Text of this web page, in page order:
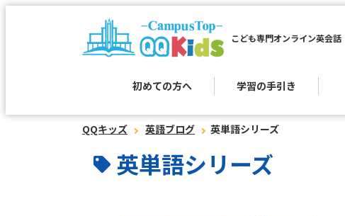
こども専門オンライン英会話
初めての方へ 学習の手引き
QQキッズ 英語ブログ 英単語シリーズ
英単語シリーズ